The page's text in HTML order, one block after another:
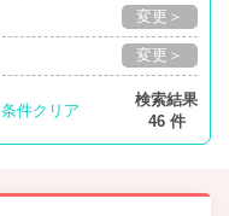
変更＞
変更＞
条件クリア
検索結果
46 件